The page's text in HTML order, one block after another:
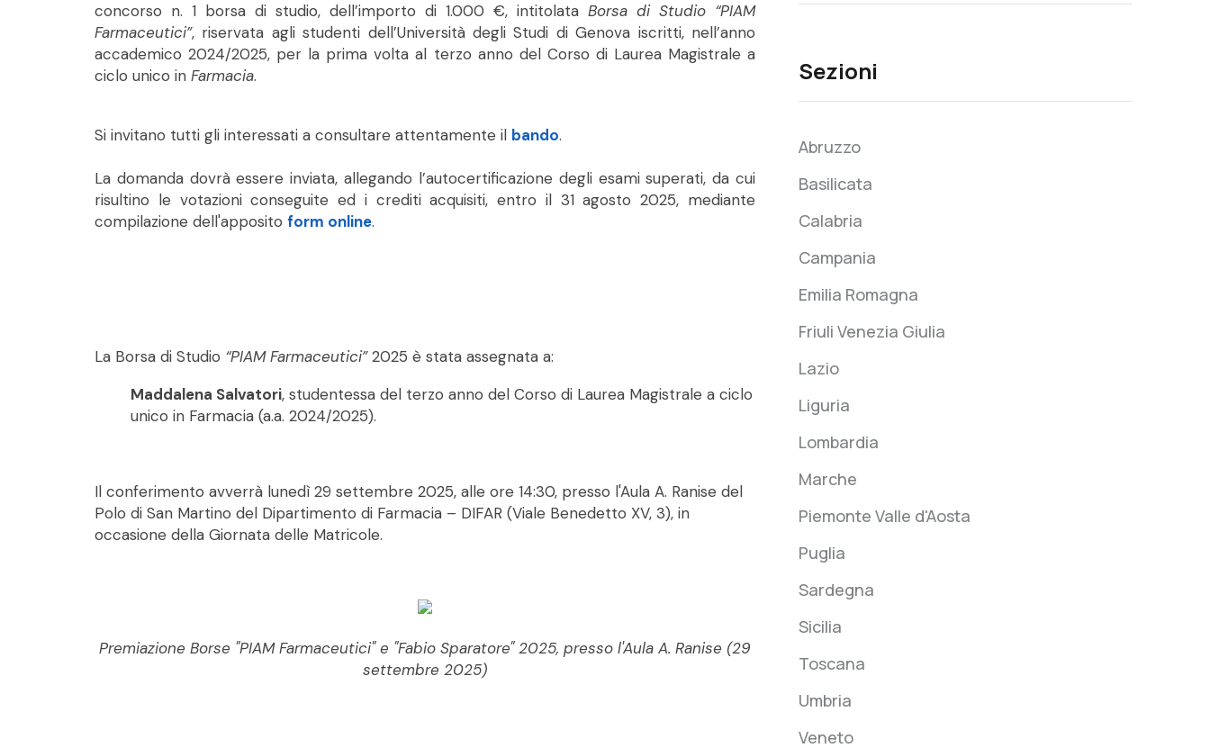
concorso n. 1 borsa di studio, dell’importo di 1.000 €, intitolata Borsa di Studio “PIAM
Farmaceutici”, riservata agli studenti dell’Università degli Studi di Genova iscritti, nell’anno
accademico 2024/2025, per la prima volta al terzo anno del Corso di Laurea Magistrale a
ciclo unico in Farmacia.
Si invitano tutti gli interessati a consultare attentamente il bando.
La domanda dovrà essere inviata, allegando l’autocertificazione degli esami superati, da cui
risultino le votazioni conseguite ed i crediti acquisiti, entro il 31 agosto 2025, mediante
compilazione dell'apposito form online.
La Borsa di Studio “PIAM Farmaceutici”2025 è stata assegnata a:
Maddalena Salvatori, studentessa del terzo anno del Corso di Laurea Magistrale a ciclo
unico in Farmacia (a.a. 2024/2025).
Il conferimento avverrà lunedì 29 settembre 2025, alle ore 14:30, presso l'Aula A. Ranise del
Polo di San Martino del Dipartimento di Farmacia – DIFAR (Viale Benedetto XV, 3), in
occasione della Giornata delle Matricole.
Premiazione Borse "PIAM Farmaceutici" e "Fabio Sparatore" 2025, presso l'Aula A. Ranise (29
settembre 2025)
Sezioni
Abruzzo
Basilicata
Calabria
Campania
Emilia Romagna
Friuli Venezia Giulia
Lazio
Liguria
Lombardia
Marche
Piemonte Valle d'Aosta
Puglia
Sardegna
Sicilia
Toscana
Umbria
Veneto